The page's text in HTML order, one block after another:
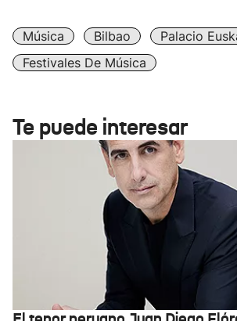
Música Bilbao
Palacio
Festivales De Música
Te puede interesar